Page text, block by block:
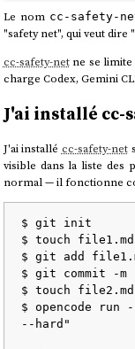
Le nom cc-safety-
"safety net", qui veut dire
cc-safety-netne se limite
charge Codex, Gemini
J'ai installé cc-
J'ai installé cc-safety-net
visible dans la liste des
normal — il fonctionne
$ git init
$ touch file1.md
$ git add
$ git commit -
$ touch file2.md
$ opencode
--hard"